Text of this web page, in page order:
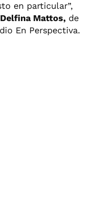
en particular”,
Delfina Mattos, de
En Perspectiva.